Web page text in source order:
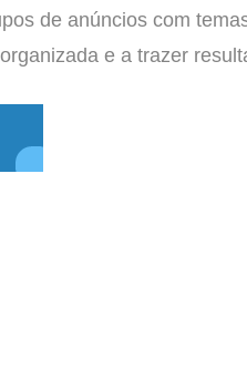
de anúncios com
e a trazer